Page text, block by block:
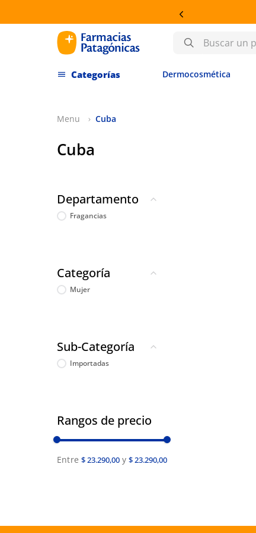
Buscar un producto
Dermocosmética
Cuba
Cuba
Departamento
Fragancias
Categoría
Mujer
Sub-Categoría
Importadas
Rangos de precio
$ 23.290,00 $ 23.290,00